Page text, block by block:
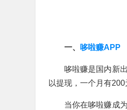
一、 哆啦赚APP
哆啦赚是国内新
以提现，一个月有
当你在哆啦赚成